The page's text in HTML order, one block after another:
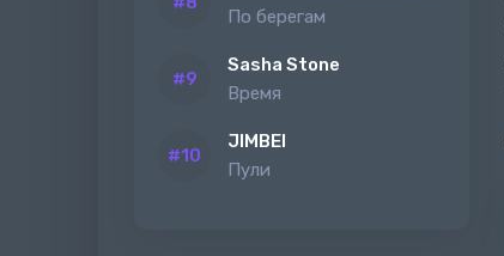
По берегам
Sasha Stone
Время
JIMBEI
Пули